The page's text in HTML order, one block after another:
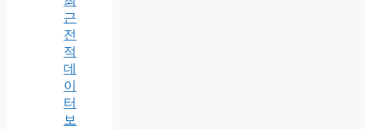
근
전
적
데
이
터
보